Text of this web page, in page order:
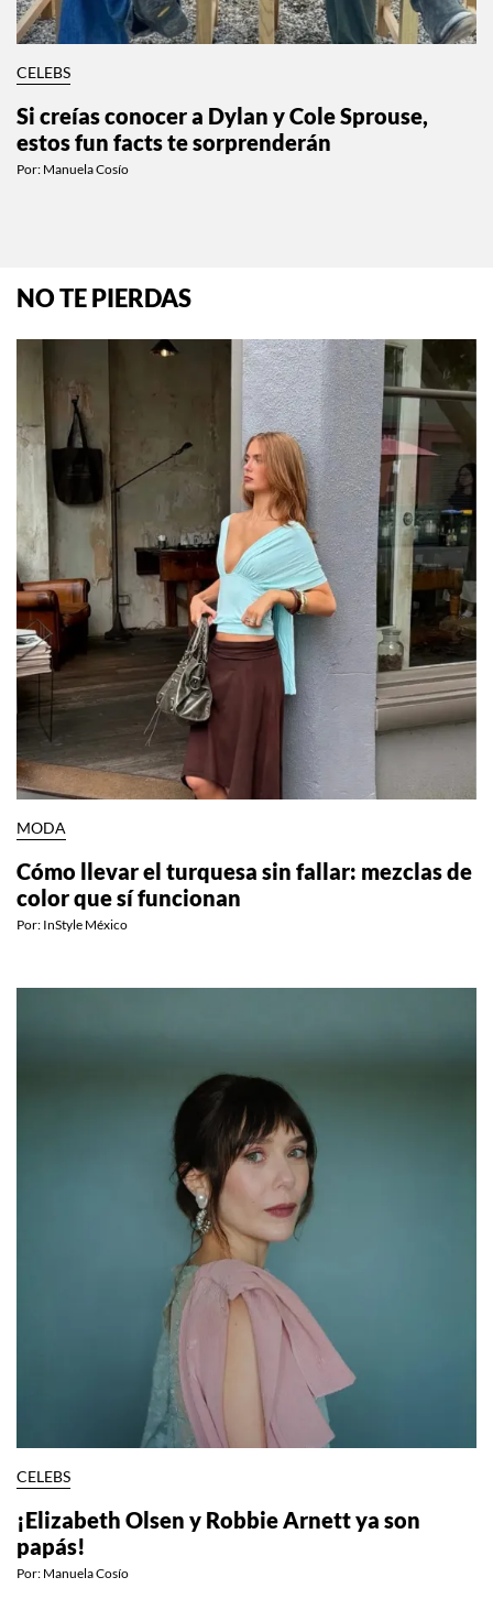
CELEBS
Si creías conocer a Dylan y Cole Sprouse,
estos fun facts te sorprenderán
Por: Manuela Cosío
NO TE PIERDAS
MODA
Cómo llevar el turquesa sin fallar: mezclas de
color que sí funcionan
Por: InStyle México
CELEBS
¡Elizabeth Olsen y Robbie Arnett ya son
papás!
Por: Manuela Cosío